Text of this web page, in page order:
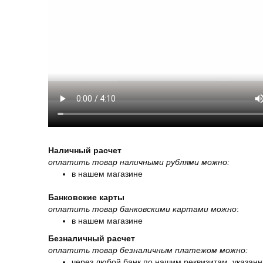
Наличный расчет
оплатить товар наличными рублями можно:
в нашем магазине
Банковские карты
оплатить товар банковскими картами можно:
в нашем магазине
Безналичный расчет
оплатить товар безналичным платежом можно: